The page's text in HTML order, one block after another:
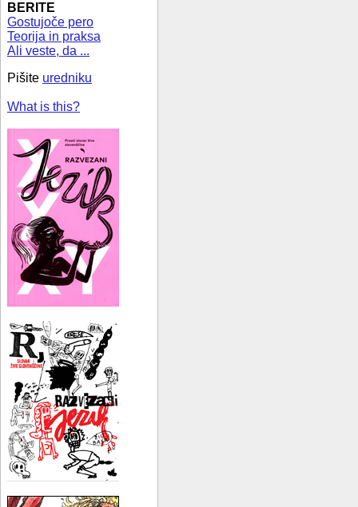
BERITE
Gostujoče pero
Teorija in praksa
Ali veste, da ...
Pišite uredniku
What is this?